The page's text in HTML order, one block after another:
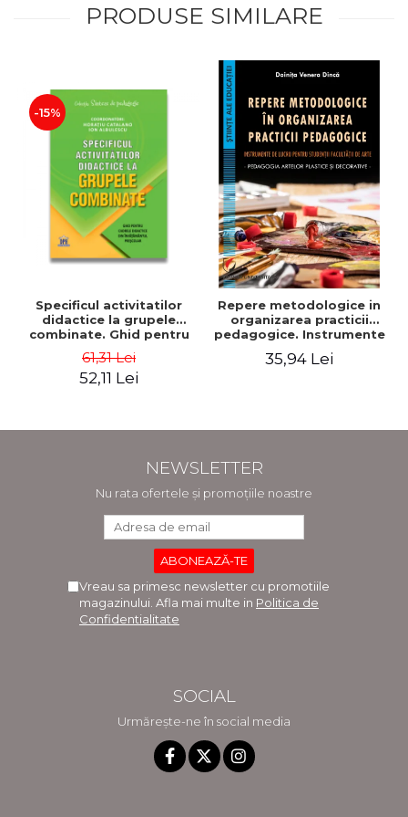
PRODUSE SIMILARE
-15%
Specificul activitatilor
didactice la grupele
combinate. Ghid pentru
invatamantul prescolar -
Horatiu Catalano, Ion
61,31 Lei
52,11 Lei
Repere metodologice in
organizarea practicii
pedagogice. Instrumente
facultatii de arte.
35,94 Lei
NEWSLETTER
Nu rata ofertele și promoțiile noastre
Vreau sa primesc newsletter cu promotiile
magazinului. Afla mai multe in Politica de
Confidentialitate
SOCIAL
Urmărește-ne în social media